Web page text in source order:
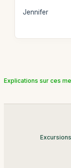
Jennifer
Explications sur ces